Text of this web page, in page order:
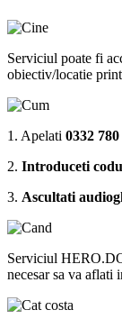
Serviciul poate fi
obiectiv/locatie
1. Apelati 0332
2. Introduceti
3. Ascultati
Serviciul
necesar sa va aflati